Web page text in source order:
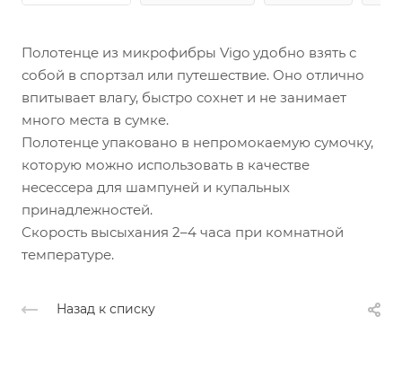
Полотенце из микрофибры Vigo удобно взять с
собой в спортзал или путешествие. Оно отлично
впитывает влагу, быстро сохнет и не занимает
много места в сумке.
Полотенце упаковано в непромокаемую сумочку,
которую можно использовать в качестве
несессера для шампуней и купальных
принадлежностей.
Скорость высыхания 2–4 часа при комнатной
температуре.
Назад к списку